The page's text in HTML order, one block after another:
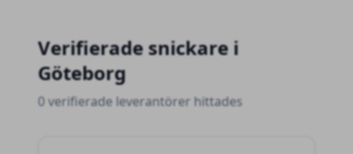
Verifieradesnickare i
Göteborg
0 verifierade leverantörer hittades